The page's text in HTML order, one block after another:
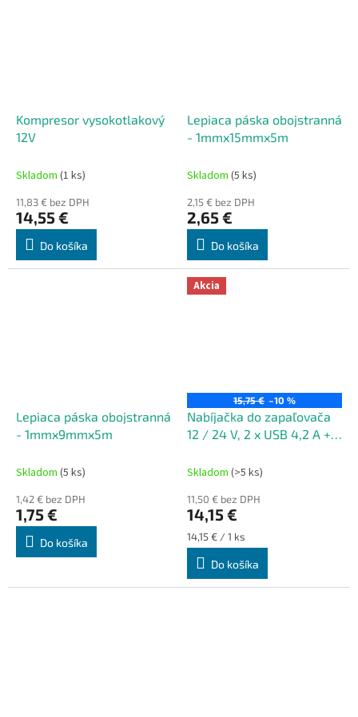
Kompresor vysokotlakový
12V
Skladom (1 ks)
11,83 € bez DPH
14,55 €
Do košíka
Lepiaca páska obojstranná
- 1mmx15mmx5m
Skladom (5 ks)
2,15 € bez DPH
2,65 €
Do košíka
Lepiaca páska obojstranná
- 1mmx9mmx5m
Skladom (5 ks)
1,42 € bez DPH
1,75 €
Do košíka
Akcia
15,75 € –10 %
Nabíjačka do zapaľovača
12 / 24 V, 2 x USB 4,2 A +
MyWay
Skladom (>5 ks)
11,50 € bez DPH
14,15 €
Jednotková
cena:
14,15 € / 1 ks
Do košíka